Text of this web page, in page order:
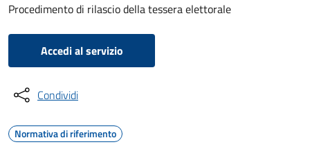
Procedimento di rilascio della tessera elettorale
Accedi al servizio
Condividi
Normativa di riferimento